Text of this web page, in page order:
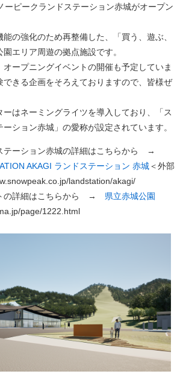
ーピークランドステーション赤城がオープン
の強化のため再整備した、「買う、遊ぶ、
エリア周遊の拠点施設です。
オープニングイベントの開催も予定していま
できる企画をそろえておりますので、皆様ぜ
はネーミングライツを導入しており、「ス
ーション赤城」の愛称が設定されています。
テーション赤城の詳細はこちらから →
AKAGI ランドステーション 赤城＜外部
landstation/akagi/
の詳細はこちらから → 県立赤城公園
page/1222.html